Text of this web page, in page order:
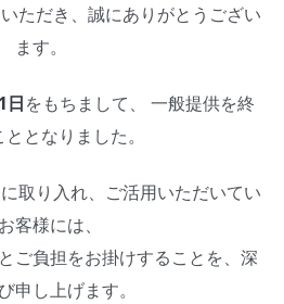
ただき、誠にありがとうござい
ます。
日をもちまして、 一般提供を終
となりました。
取り入れ、ご活用いただいてい
客様には、
ご負担をお掛けすることを、深
申し上げます。